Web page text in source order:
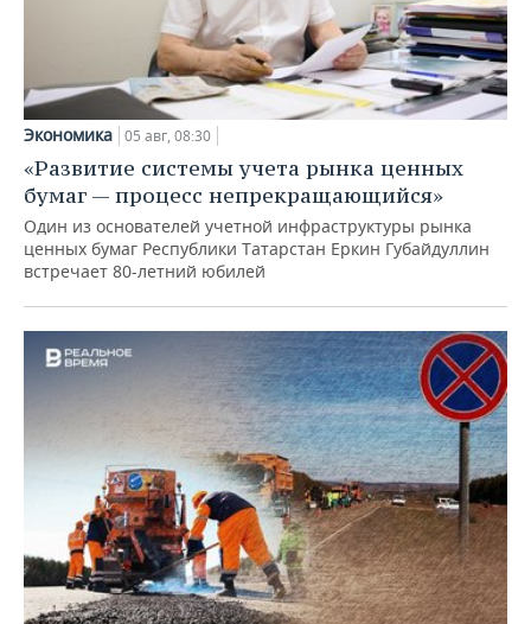
Экономика 05 авг, 08:30
«Развитие системы учета рынка ценных
бумаг — процесс непрекращающийся»
Один из основателей учетной инфраструктуры рынка
ценных бумаг Республики Татарстан Еркин Губайдуллин
встречает 80-летний юбилей